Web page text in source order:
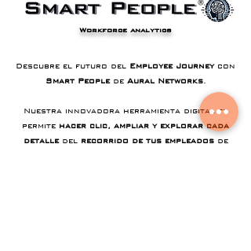
Workforce analytics
Descubre el futuro del Employee Journeycon
Smart People deAural Networks.
Nuestra innovadora herramienta digital te
permite hacer clic, ampliar y explorar cada
detalledel recorrido de tus empleadosde